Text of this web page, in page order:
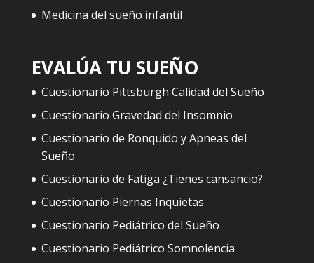
Medicina del sueño infantil
EVALÚA TU SUEÑO
Cuestionario Pittsburgh Calidad del Sueño
Cuestionario Gravedad del Insomnio
Cuestionario de Ronquido y Apneas del
Sueño
Cuestionario de Fatiga ¿Tienes cansancio?
Cuestionario Piernas Inquietas
Cuestionario Pediátrico del Sueño
Cuestionario Pediátrico Somnolencia